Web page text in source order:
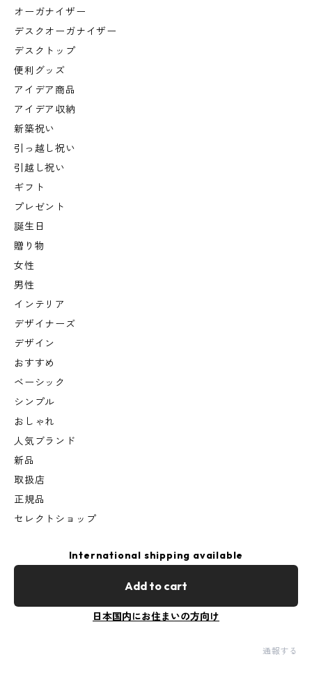
オーガナイザー
デスクオーガナイザー
デスクトップ
便利グッズ
アイデア商品
アイデア収納
新築祝い
引っ越し祝い
引越し祝い
ギフト
プレゼント
誕生日
贈り物
女性
男性
インテリア
デザイナーズ
デザイン
おすすめ
ベーシック
シンプル
おしゃれ
人気ブランド
新品
取扱店
正規品
セレクトショップ
International shipping available
Add to cart
日本国内にお住まいの方向け
通報する